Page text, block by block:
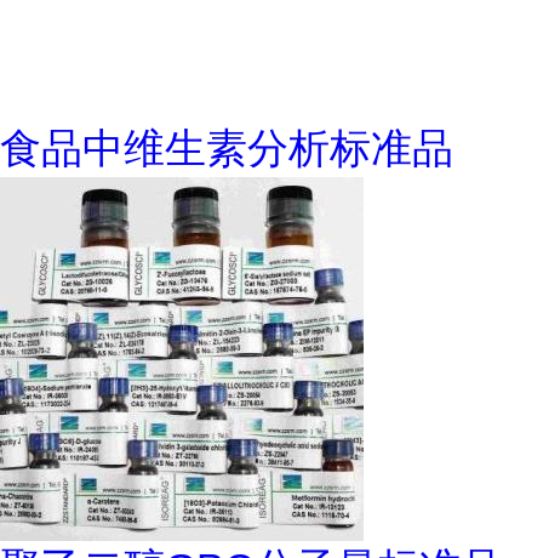
食品中维生素分析标准品